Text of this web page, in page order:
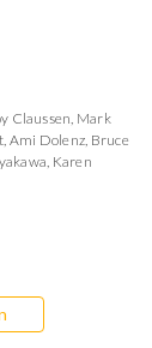
Claussen, Mark
, Ami Dolenz, Bruce
, Karen